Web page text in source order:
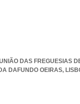
DAS FREGUESIAS
DAFUNDO OEIRAS,